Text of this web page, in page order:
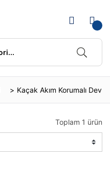
Kaçak Akım Korumalı
Toplam 1 ürün